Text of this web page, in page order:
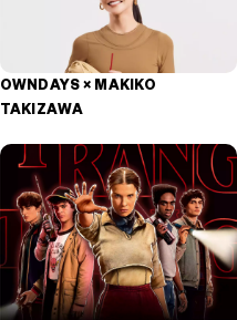
OWNDAYS × MAKIKO
TAKIZAWA